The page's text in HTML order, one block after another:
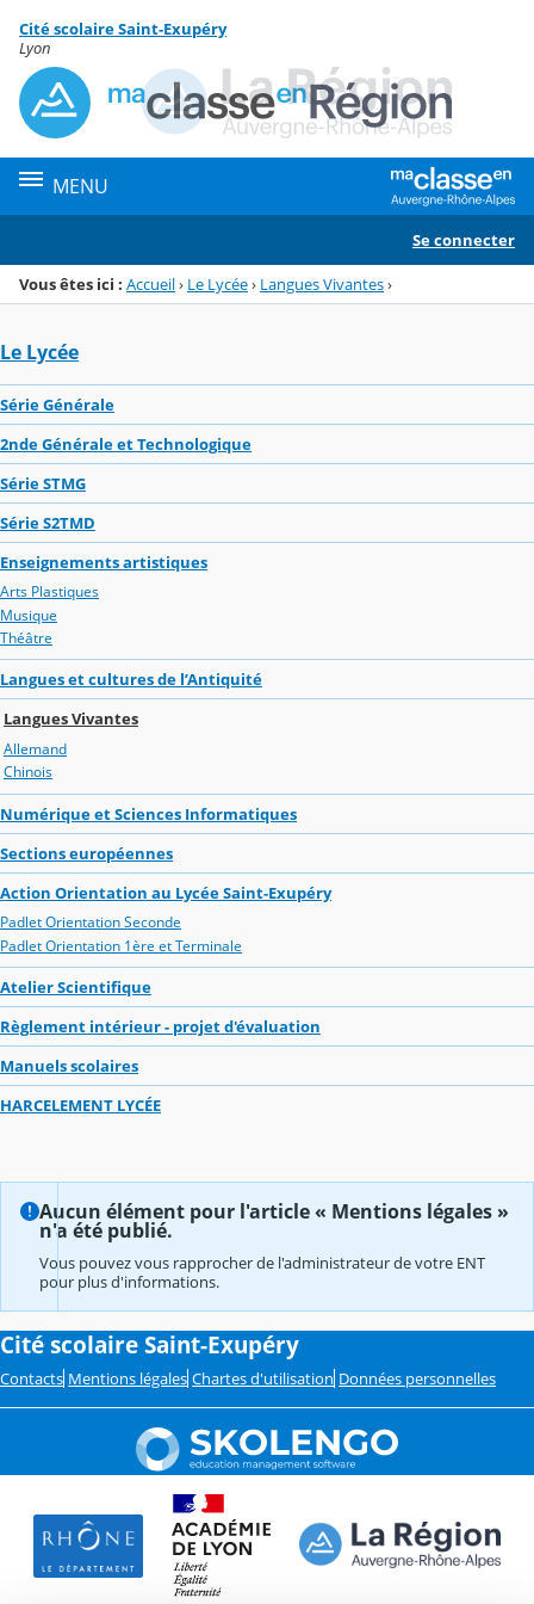
Menu de la rubrique
Contenu
Cité scolaire Saint-Exupéry
Lyon
MENU
Se connecter
Vous êtes ici : Accueil› Le Lycée› Langues Vivantes›
Le Lycée
Série Générale
2nde Générale et Technologique
Série STMG
Série S2TMD
Enseignements artistiques
Arts Plastiques
Musique
Théâtre
Langues et cultures de l’Antiquité
Langues Vivantes
Allemand
Chinois
Numérique et Sciences Informatiques
Sections européennes
Action Orientation au Lycée Saint-Exupéry
Padlet Orientation Seconde
Padlet Orientation 1ère et Terminale
Atelier Scientifique
Règlement intérieur - projet d'évaluation
Manuels scolaires
HARCELEMENT LYCÉE
Aucun élément pour l'article « Mentions légales »
n'a été publié.
Vous pouvez vous rapprocher de l'administrateur de votre ENT
pour plus d'informations.
Cité scolaire Saint-Exupéry
Contacts Mentions légales Chartes d'utilisation Données personnelles